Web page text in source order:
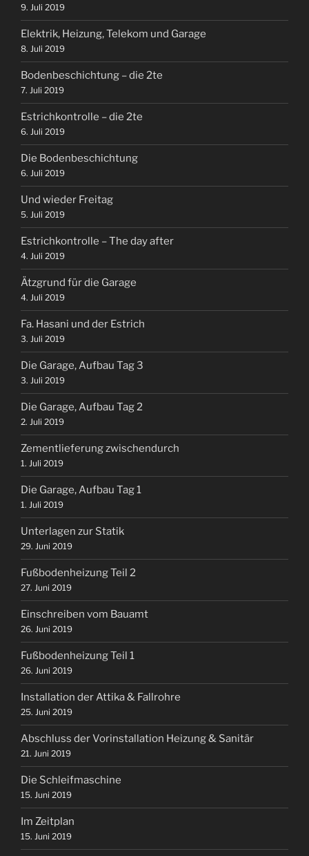
9. Juli 2019
Elektrik, Heizung, Telekom und Garage
8. Juli 2019
Bodenbeschichtung – die 2te
7. Juli 2019
Estrichkontrolle – die 2te
6. Juli 2019
Die Bodenbeschichtung
6. Juli 2019
Und wieder Freitag
5. Juli 2019
Estrichkontrolle – The day after
4. Juli 2019
Ätzgrund für die Garage
4. Juli 2019
Fa. Hasani und der Estrich
3. Juli 2019
Die Garage, Aufbau Tag 3
3. Juli 2019
Die Garage, Aufbau Tag 2
2. Juli 2019
Zementlieferung zwischendurch
1. Juli 2019
Die Garage, Aufbau Tag 1
1. Juli 2019
Unterlagen zur Statik
29. Juni 2019
Fußbodenheizung Teil 2
27. Juni 2019
Einschreiben vom Bauamt
26. Juni 2019
Fußbodenheizung Teil 1
26. Juni 2019
Installation der Attika & Fallrohre
25. Juni 2019
Abschluss der Vorinstallation Heizung & Sanitär
21. Juni 2019
Die Schleifmaschine
15. Juni 2019
Im Zeitplan
15. Juni 2019